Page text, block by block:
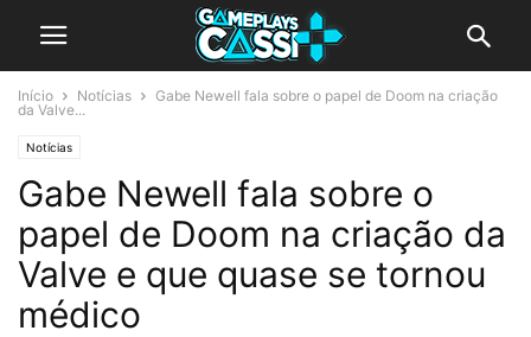
Início Notícias
Gabe Newell fala sobre o papel de Doom na criação
da Valve...
Notícias
Gabe Newell fala sobre o
papel de Doom na criação da
Valve e que quase se tornou
médico